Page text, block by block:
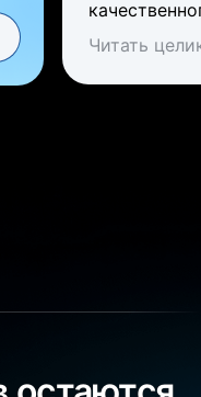
отличается
Читать